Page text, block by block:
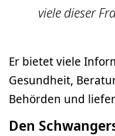
viele dieser
Er bietet viele
Gesundheit,
Behörden und
Den